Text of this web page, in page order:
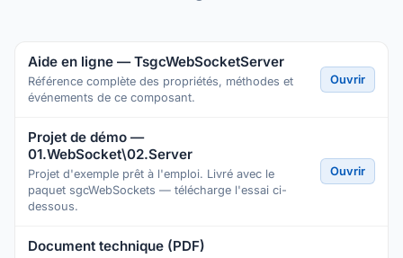
Aide en ligne — TsgcWebSocketServer
Référence complète des propriétés, méthodes et
événements de ce composant.
Ouvrir
Projet de démo —
01.WebSocket\02.Server
Projet d'exemple prêt à l'emploi. Livré avec le
paquet sgcWebSockets — télécharge l'essai ci-
dessous.
Ouvrir
Document technique (PDF)